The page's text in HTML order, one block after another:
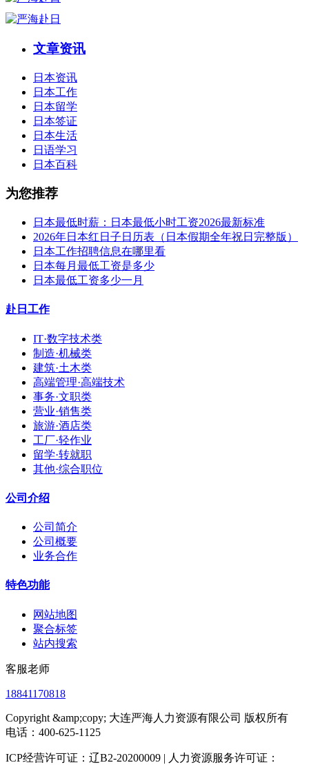
文章资讯
日本资讯
日本工作
日本留学
日本签证
日本生活
日语学习
日本百科
为您推荐
日本最低时薪：日本最低小时工资2026最新标准
2026年日本红日子日历表（日本假期全年祝日完整版）
日本工作招聘信息在哪里看
日本每月最低工资是多少
日本最低工资多少一月
赴日工作
IT·数字技术类
制造·机械类
建筑·土木类
高端管理·高端技术
事务·文职类
营业·销售类
旅游·酒店类
工厂·轻作业
留学·转就职
其他·综合职位
公司介绍
公司简介
公司概要
业务合作
特色功能
网站地图
聚合标签
站内搜索
客服老师
18841170818
Copyright &amp;copy; 大连严海人力资源有限公司 版权所有
电话：400-625-1125
ICP经营许可证：辽B2-20200009 | 人力资源服务许可证：